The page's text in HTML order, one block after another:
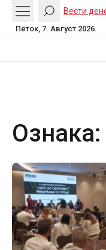
Вести
Петок, 7. Август 2026.
Ознака: